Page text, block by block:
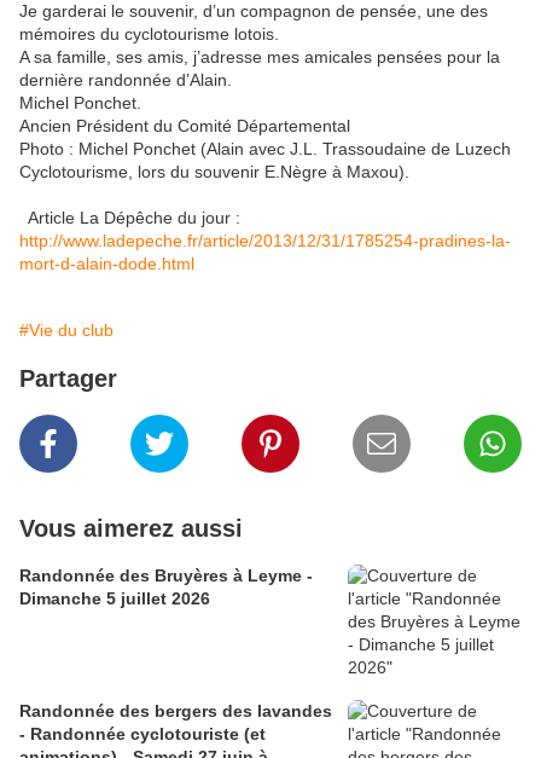
Je garderai le souvenir, d’un compagnon de pensée, une des
mémoires du cyclotourisme lotois.
A sa famille, ses amis, j’adresse mes amicales pensées pour la
dernière randonnée d’Alain.
Michel Ponchet.
Ancien Président du Comité Départemental
Photo : Michel Ponchet (Alain avec J.L. Trassoudaine de Luzech
Cyclotourisme, lors du souvenir E.Nègre à Maxou).
Article La Dépêche du jour :
http://www.ladepeche.fr/article/2013/12/31/1785254-pradines-la-
mort-d-alain-dode.html
#Vie du club
Partager
Vous aimerez aussi
Randonnée des Bruyères à Leyme -
Dimanche 5 juillet 2026
Randonnée des bergers des lavandes
- Randonnée cyclotouriste (et